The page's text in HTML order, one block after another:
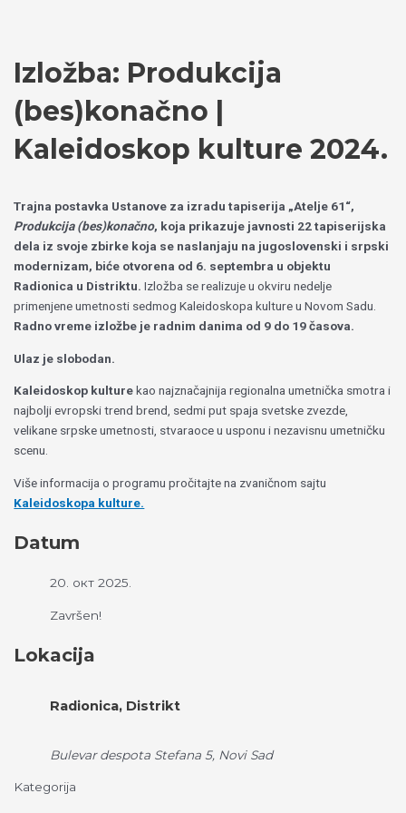
Izložba: Produkcija
(bes)konačno |
Kaleidoskop kulture 2024.
Trajna postavka Ustanove za izradu tapiserija „Atelje 61“,
Produkcija (bes)konačno, koja prikazuje javnosti 22 tapiserijska
dela iz svoje zbirke koja se naslanjaju na jugoslovenski i srpski
modernizam, biće otvorena od 6. septembra u objektu
Radionica u Distriktu. Izložba se realizuje u okviru nedelje
primenjene umetnosti sedmog Kaleidoskopa kulture u Novom Sadu.
Radno vreme izložbe je radnim danima od 9 do 19 časova.
Ulaz je slobodan.
Kaleidoskop kulturekao najznačajnija regionalna umetnička smotra i
najbolji evropski trend brend, sedmi put spaja svetske zvezde,
velikane srpske umetnosti, stvaraoce u usponu i nezavisnu umetničku
scenu.
Više informacija o programu pročitajte na zvaničnom sajtu
Kaleidoskopa kulture.
Datum
20. окт 2025.
Završen!
Lokacija
Radionica, Distrikt
Bulevar despota Stefana 5, Novi Sad
Kategorija